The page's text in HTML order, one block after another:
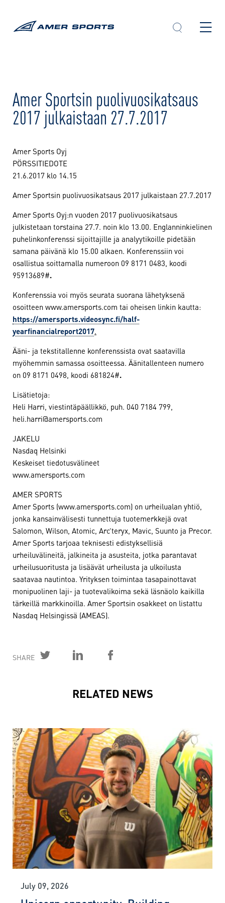
Amer Sportsin puolivuosikatsaus
2017 julkaistaan 27.7.2017
Amer Sports Oyj
PÖRSSITIEDOTE
21.6.2017 klo 14.15
Amer Sportsin puolivuosikatsaus 2017 julkaistaan 27.7.2017
Amer Sports Oyj:n vuoden 2017 puolivuosikatsaus
julkistetaan torstaina 27.7. noin klo 13.00. Englanninkielinen
puhelinkonferenssi sijoittajille ja analyytikoille pidetään
samana päivänä klo 15.00 alkaen. Konferenssiin voi
osallistua soittamalla numeroon 09 8171 0483, koodi
95913689#.
Konferenssia voi myös seurata suorana lähetyksenä
osoitteen www.amersports.com tai oheisen linkin kautta:
https://amersports.videosync.fi/half-
yearfinancialreport2017.
Ääni- ja tekstitallenne konferenssista ovat saatavilla
myöhemmin samassa osoitteessa. Äänitallenteen numero
on 09 8171 0498, koodi 681824#.
Lisätietoja:
Heli Harri, viestintäpäällikkö, puh. 040 7184 799,
heli.harri@amersports.com
JAKELU
Nasdaq Helsinki
Keskeiset tiedotusvälineet
www.amersports.com
AMER SPORTS
Amer Sports (www.amersports.com) on urheilualan yhtiö,
jonka kansainvälisesti tunnettuja tuotemerkkejä ovat
Salomon, Wilson, Atomic, Arc’teryx, Mavic, Suunto ja Precor.
Amer Sports tarjoaa teknisesti edistyksellisiä
urheiluvälineitä, jalkineita ja asusteita, jotka parantavat
urheilusuoritusta ja lisäävät urheilusta ja ulkoilusta
saatavaa nautintoa. Yrityksen toimintaa tasapainottavat
monipuolinen laji- ja tuotevalikoima sekä läsnäolo kaikilla
tärkeillä markkinoilla. Amer Sportsin osakkeet on listattu
Nasdaq Helsingissä (AMEAS).
SHARE
RELATED NEWS
July 09, 2026